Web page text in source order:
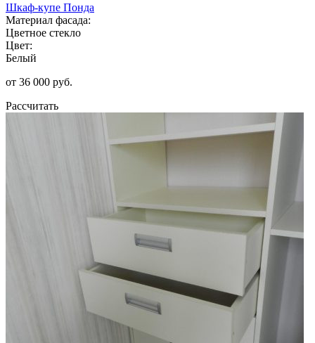
Шкаф-купе Понда
Материал фасада:
Цветное стекло
Цвет:
Белый
от 36 000 руб.
Рассчитать